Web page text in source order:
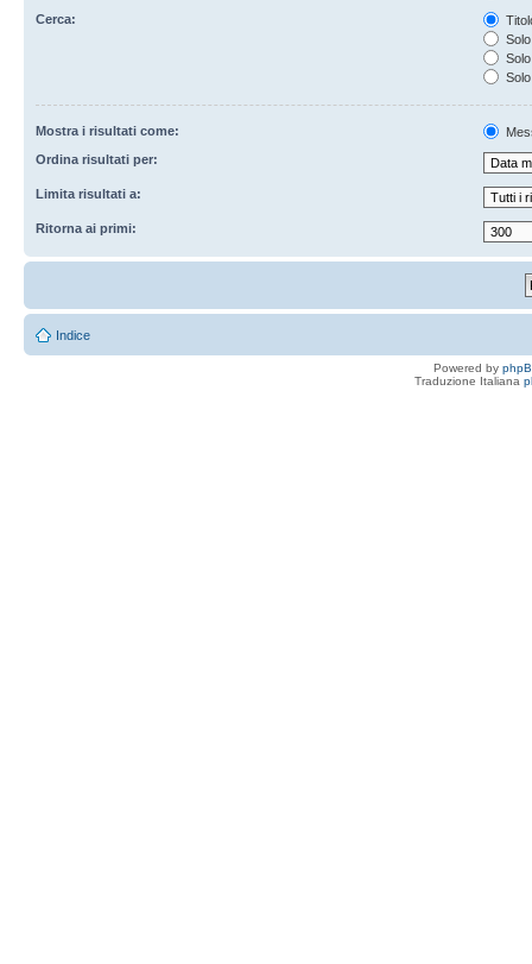
Cerca:
Mostra i risultati come:
Ordina risultati per:
Limita risultati a:
Ritorna ai primi:
Indice
Powered by
Traduzione Italiana